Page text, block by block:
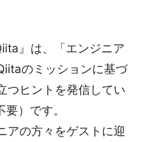
』は、「エンジニア
のミッションに基づ
つヒントを発信してい
）です。
アの方々をゲストに迎